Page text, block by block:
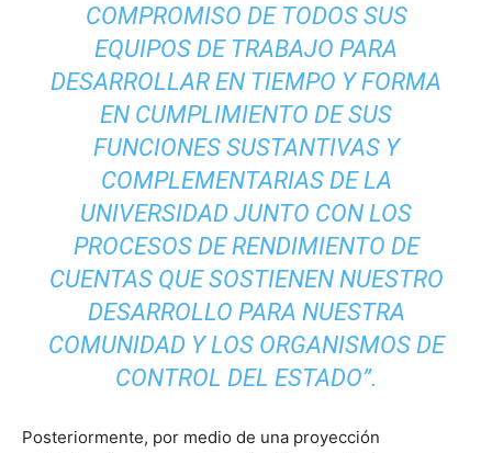
COMPROMISO DE TODOS SUS
EQUIPOS DE TRABAJO PARA
DESARROLLAR EN TIEMPO Y FORMA
EN CUMPLIMIENTO DE SUS
FUNCIONES SUSTANTIVAS Y
COMPLEMENTARIAS DE LA
UNIVERSIDAD JUNTO CON LOS
PROCESOS DE RENDIMIENTO DE
CUENTAS QUE SOSTIENEN NUESTRO
DESARROLLO PARA NUESTRA
COMUNIDAD Y LOS ORGANISMOS DE
CONTROL DEL ESTADO”.
Posteriormente, por medio de una proyección